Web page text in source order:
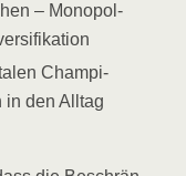
– Mono­pol­
Cham­pi­
in den All­tag